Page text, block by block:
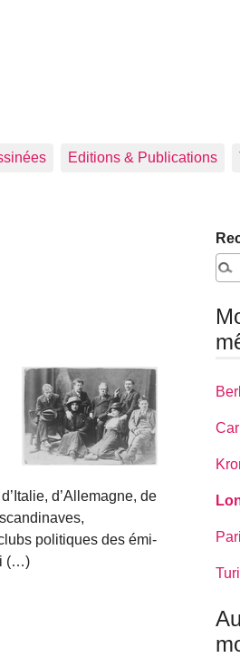
Editions & Publications
d’Allemagne, de
politiques des émi­
(…)